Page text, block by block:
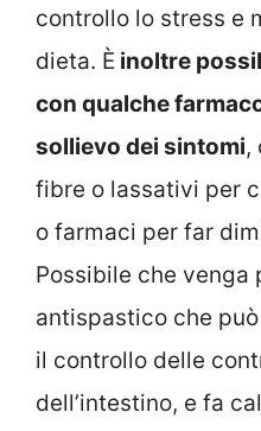
controllo lo stress e
dieta. È inoltre
con qualche
sollievo dei sintomi,
fibre o lassativi per
o farmaci per far
Possibile che venga
antispastico che
il controllo delle
dell’intestino, e fa